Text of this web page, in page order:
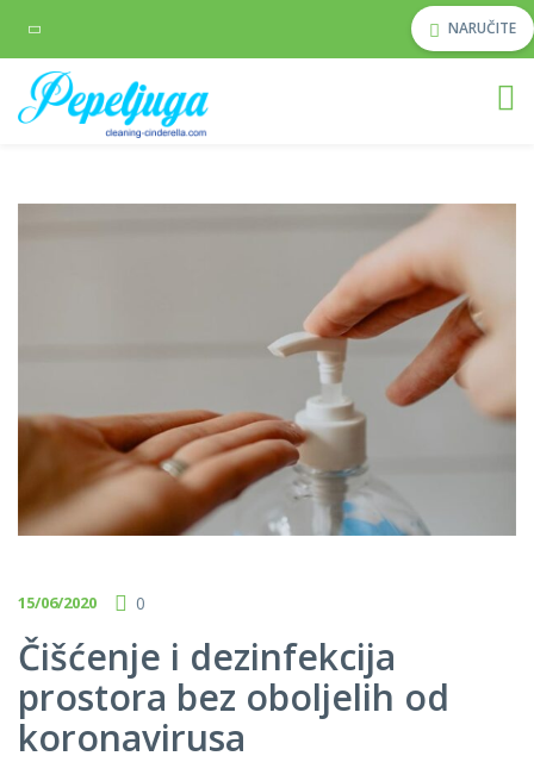
NARUČITE
15/06/2020 0
Čišćenje i dezinfekcija
prostora bez oboljelih od
koronavirusa